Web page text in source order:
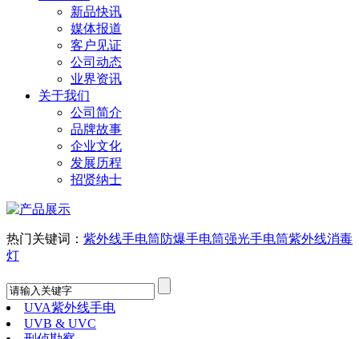
新品快讯
媒体报道
客户见证
公司动态
业界资讯
关于我们
公司简介
品牌故事
企业文化
发展历程
招贤纳士
热门关键词： 紫外线手电筒防爆手电筒强光手电筒紫外线消毒
灯
UVA紫外线手电
UVB & UVC